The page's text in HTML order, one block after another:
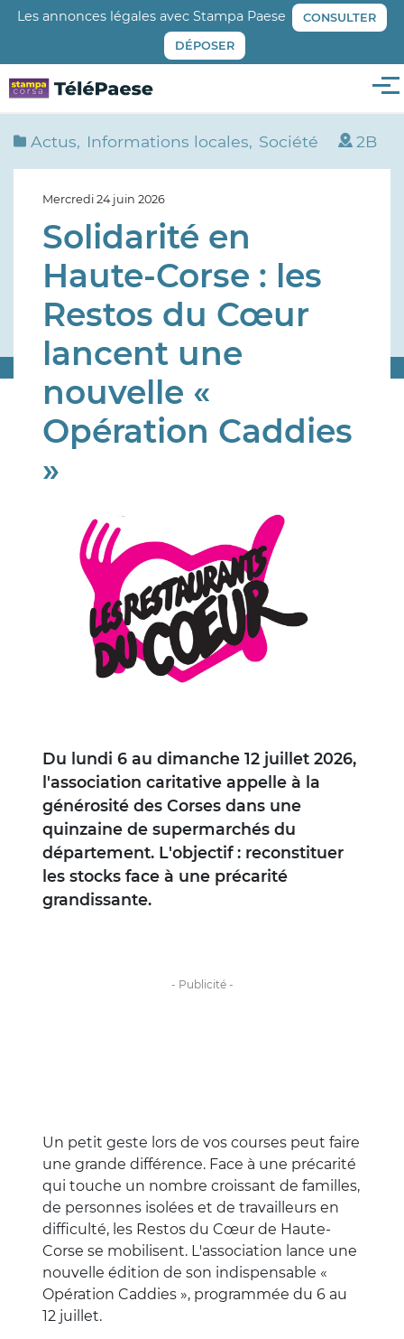
Aller
principal
Les annonces légales avec Stampa Paese CONSULTER
DÉPOSER
Actus Informations locales Société 2B
Mercredi 24 juin 2026
Solidarité en
Haute-Corse : les
Restos du Cœur
lancent une
nouvelle «
Opération Caddies
»
Image
Du lundi 6 au dimanche 12 juillet 2026,
l'association caritative appelle à la
générosité des Corses dans une
quinzaine de supermarchés du
département. L'objectif : reconstituer
les stocks face à une précarité
grandissante.
Un petit geste lors de vos courses peut faire
une grande différence. Face à une précarité
qui touche un nombre croissant de familles,
de personnes isolées et de travailleurs en
difficulté, les Restos du Cœur de Haute-
Corse se mobilisent. L'association lance une
nouvelle édition de son indispensable «
Opération Caddies », programmée du 6 au
12 juillet.